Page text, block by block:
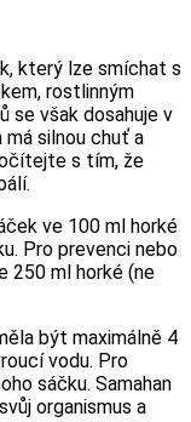
který lze smíchat s
rostlinným
se však dosahuje v
má silnou chuť a
s tím, že
ve 100 ml horké
Pro prevenci nebo
250 ml horké (ne
být maximálně 4
vodu. Pro
sáčku. Samahan
organismus a